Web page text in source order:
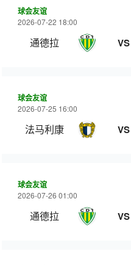
球会友谊
2026-07-22 18:00
通德拉 VS
球会友谊
2026-07-25 16:00
法马利康 VS
球会友谊
2026-07-26 01:00
通德拉 VS